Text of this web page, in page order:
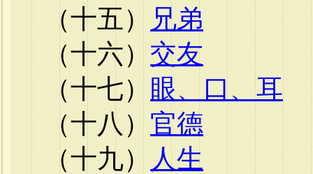
（十五）
兄弟
（十六） 交友
（十七） 眼、口、耳
（十八） 官德
（十九）
人生